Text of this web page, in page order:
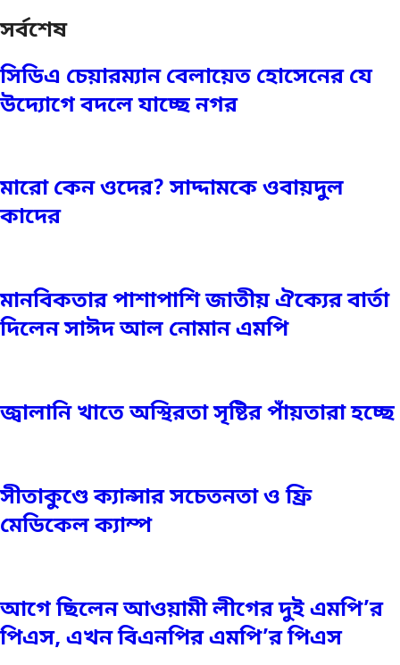
সর্বশেষ
সিডিএ চেয়ারম্যান বেলায়েত হোসেনের যে
উদ্যোগে বদলে যাচ্ছে নগর
মারো কেন ওদের? সাদ্দামকে ওবায়দুল
কাদের
মানবিকতার পাশাপাশি জাতীয় ঐক্যের বার্তা
দিলেন সাঈদ আল নোমান এমপি
জ্বালানি খাতে অস্থিরতা সৃষ্টির পাঁয়তারা হচ্ছে
সীতাকুণ্ডে ক্যান্সার সচেতনতা ও ফ্রি
মেডিকেল ক্যাম্প
আগে ছিলেন আওয়ামী লীগের দুই এমপি’র
পিএস, এখন বিএনপির এমপি’র পিএস